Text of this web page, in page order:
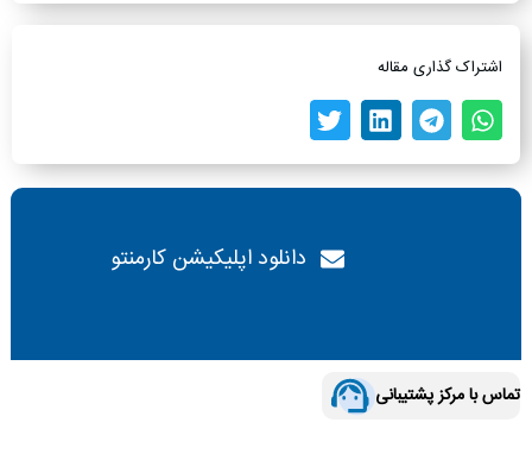
اشتراک گذاری مقاله
دانلود اپلیکیشن کارمنتو
تماس با مرکز پشتیبانی